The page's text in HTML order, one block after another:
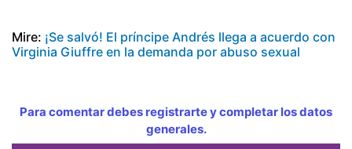
Mire: ¡Se salvó! El príncipe Andrés llega a acuerdo con
Virginia Giuffre en la demanda por abuso sexual
Para comentar debes registrarte y completar los datos
generales.